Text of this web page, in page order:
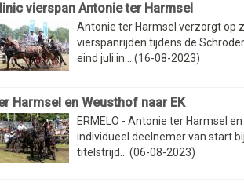
vierspan Antonie ter Harmsel
Antonie ter Harmsel verzorgt op
vierspanrijden tijdens de
eind juli in... (16-08-2023)
Harmsel en Weusthof naar EK
ERMELO - Antonie ter Harmsel
individueel deelnemer van start
titelstrijd... (06-08-2023)